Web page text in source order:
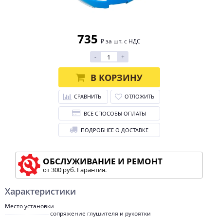
Характеристики
Место установки
сопряжение глушителя и рукоятки
735 ₽ за шт. с НДС
-
+
В КОРЗИНУ
СРАВНИТЬ ОТЛОЖИТЬ
ВСЕ СПОСОБЫ ОПЛАТЫ
ПОДРОБНЕЕ О ДОСТАВКЕ
ОБСЛУЖИВАНИЕ И РЕМОНТ
от 300 руб. Гарантия.